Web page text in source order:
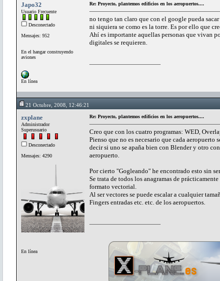
Japo32
Usuario Frecuente
Desconectado
Mensajes: 952
En el hangar construyendo
aviones
En línea
Re: Proyecto, plantemos edificios en los aeropuertos....
no tengo tan claro que con el google pueda
ni siquiera se como es la torre. Es por ello que
Ahí es importante aquellas personas que vivan
digitales se requieren.
21 Octubre, 2008, 12:46:21
zxplane
Administrador
Superusuario
Desconectado
Mensajes: 4290
En línea
Re: Proyecto, plantemos edificios en los aeropuertos....
Creo que con los cuatro programas: WED,
Pienso que no es necesario que cada
decir si uno se apaña bien con Blender y otro
aeropuerto.
Por cierto "Gogleando" he encontrado esto sin
Se trata de todos los anagramas de
formato vectorial.
Al ser vectores se puede escalar a cualquier
Fingers entradas etc. etc. de los aeropuertos.